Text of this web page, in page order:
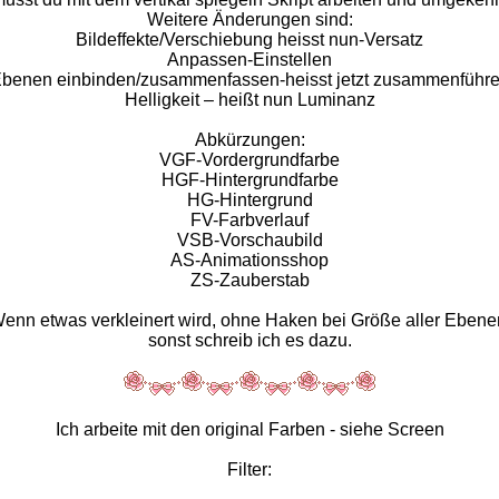
Weitere Änderungen sind:
Bildeffekte/Verschiebung heisst nun-Versatz
Anpassen-Einstellen
einbinden/zusammenfassen-heisst jetzt
Helligkeit – heißt nun Luminanz
Abkürzungen:
VGF-Vordergrundfarbe
HGF-Hintergrundfarbe
HG-Hintergrund
FV-Farbverlauf
VSB-Vorschaubild
AS-Animationsshop
ZS-Zauberstab
etwas verkleinert wird, ohne Haken bei Größe aller
sonst schreib ich es dazu.
Ich arbeite mit den original Farben - siehe Screen
Filter: